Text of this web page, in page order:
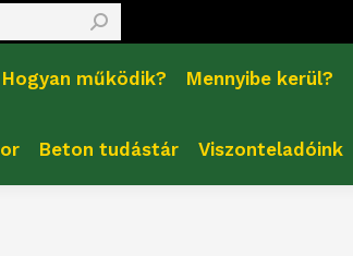
Hogyan működik? Mennyibe kerül?
Beton tudástár Viszonteladóink